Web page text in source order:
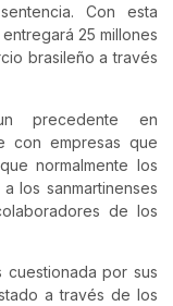
Con esta
25 millones
brasileño a través
precedente en
con empresas que
normalmente los
los sanmartinenses
de los
cuestionada por sus
a través de los